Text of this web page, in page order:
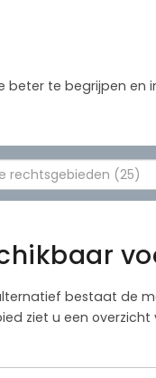
te begrijpen en
rechtsgebieden (25)
bestaat de
ziet u een